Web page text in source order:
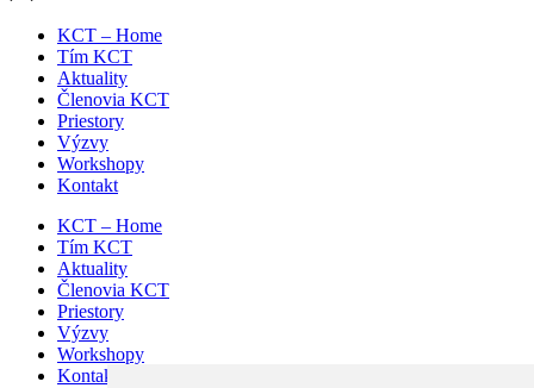
KCT – Home
Tím KCT
Aktuality
Členovia KCT
Priestory
Výzvy
Workshopy
Kontakt
KCT – Home
Tím KCT
Aktuality
Členovia KCT
Priestory
Výzvy
Workshopy
Kontakt